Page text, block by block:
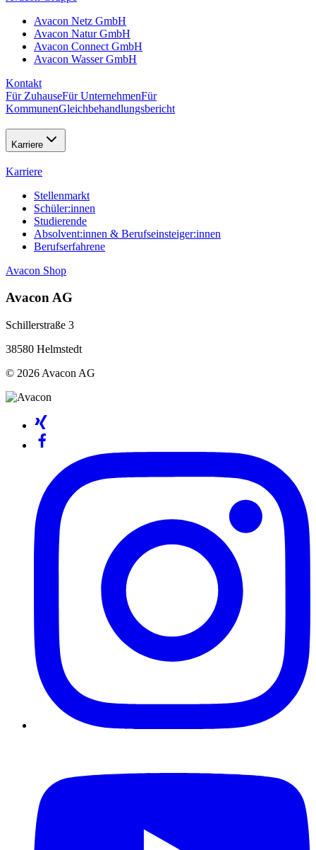
Avacon Netz GmbH
Avacon Natur GmbH
Avacon Connect GmbH
Avacon Wasser GmbH
Kontakt
Für ZuhauseFür UnternehmenFür
KommunenGleichbehandlungsbericht
Karriere
Karriere
Stellenmarkt
Schüler:innen
Studierende
Absolvent:innen & Berufseinsteiger:innen
Berufserfahrene
Avacon Shop
Avacon AG
Schillerstraße 3
38580 Helmstedt
© 2026 Avacon AG